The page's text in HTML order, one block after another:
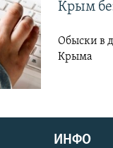
Крым
Обыски в
Крыма
ИНФО